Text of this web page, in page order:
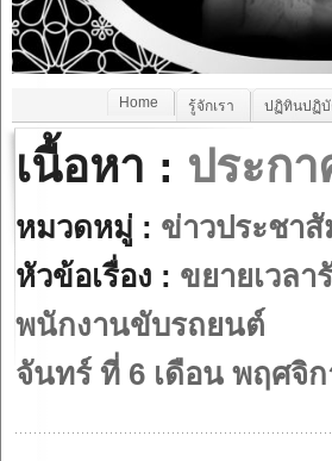
Home รู้จักเรา ปฏิทินปฏิบั
เนื้อหา : ประก
หมวดหมู่ : ข่าวประชา
หัวข้อเรื่อง : ขยายเวล
พนักงานขับรถยนต์
จันทร์ ที่ 6 เดือน พฤศจิ